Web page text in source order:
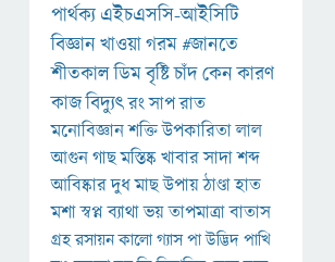
পার্থক্য এইচএসসি-আইসিটি
বিজ্ঞানখাওয়াগরম#জানতে
শীতকালডিমবৃষ্টিচাঁদকেনকারণ
কাজবিদ্যুৎরংসাপরাত
মনোবিজ্ঞানশক্তিউপকারিতালাল
আগুনগাছমস্তিষ্কখাবারসাদাশব্দ
আবিষ্কারদুধমাছউপায়ঠাণ্ডাহাত
মশাস্বপ্নব্যাথাভয়তাপমাত্রাবাতাস
গ্রহরসায়নকালোগ্যাসপাউদ্ভিদপাখি